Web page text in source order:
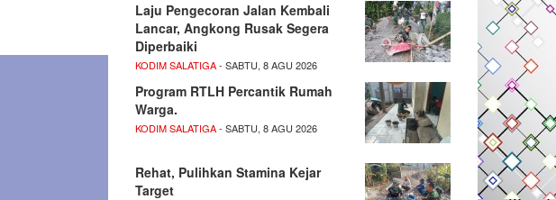
Laju Pengecoran Jalan Kembali
Lancar, Angkong Rusak Segera
Diperbaiki
KODIM SALATIGA- SABTU, 8 AGU 2026
Program RTLH Percantik Rumah
Warga.
KODIM SALATIGA- SABTU, 8 AGU 2026
Rehat, Pulihkan Stamina Kejar
Target